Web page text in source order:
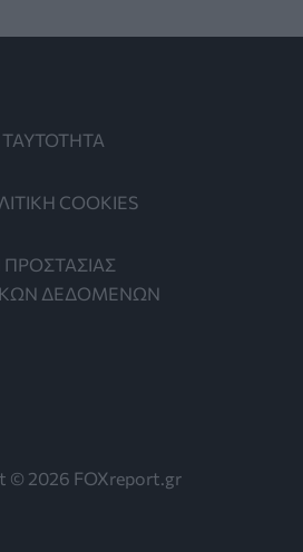
ΤΑΥΤΟΤΗΤΑ
COOKIES
ΠΡΟΣΤΑΣΙΑΣ
ΔΕΔΟΜΕΝΩΝ
© 2026 FOXreport.gr